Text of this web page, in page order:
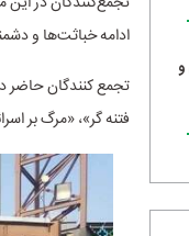
ادامه خباثت‌ها و
تجمع کنندگان حاضر
فتنه گر»، «مرگ بر